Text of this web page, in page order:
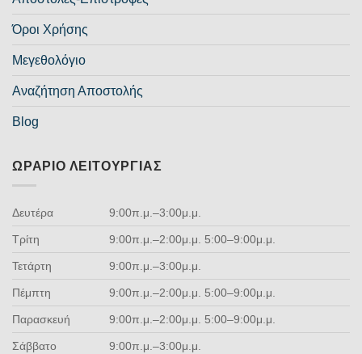
Όροι Χρήσης
Μεγεθολόγιο
Αναζήτηση Αποστολής
Blog
ΩΡΆΡΙΟ ΛΕΙΤΟΥΡΓΊΑΣ
Δευτέρα 9:00π.μ.–3:00μ.μ.
Τρίτη 9:00π.μ.–2:00μ.μ. 5:00–9:00μ.μ.
Τετάρτη 9:00π.μ.–3:00μ.μ.
Πέμπτη 9:00π.μ.–2:00μ.μ. 5:00–9:00μ.μ.
Παρασκευή 9:00π.μ.–2:00μ.μ. 5:00–9:00μ.μ.
Σάββατο 9:00π.μ.–3:00μ.μ.